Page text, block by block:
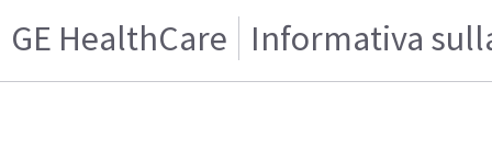
GE HealthCare Informativa